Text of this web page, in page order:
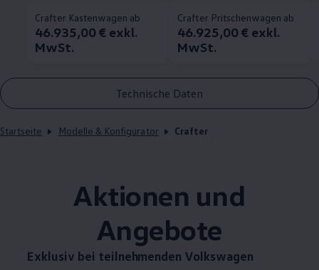
Crafter Kastenwagen ab
46.935,00 € exkl.
MwSt.
Crafter Pritschenwagen ab
46.925,00 € exkl.
MwSt.
Technische Daten
Startseite Modelle & Konfigurator Crafter
Aktionen und
Angebote
Exklusiv bei teilnehmenden Volkswagen